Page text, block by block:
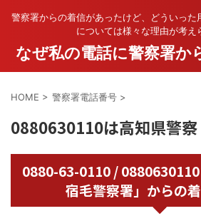
警察署からの着信があったけど、どういっ
については様々な理由が考え
なぜ私の電話に警察署か
HOME > 警察署電話番号 >
0880630110は高知県警察
0880-63-0110 /
宿毛警察署」からの着